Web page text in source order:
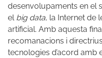
desenvolupaments en el
el big data, la Internet de
artificial. Amb aquesta
recomanacions i
tecnologies d’acord amb